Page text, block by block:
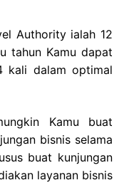
Authority ialah 12
tahun Kamu dapat
kali dalam optimal
Kamu buat
bisnis selama
buat kunjungan
layanan bisnis